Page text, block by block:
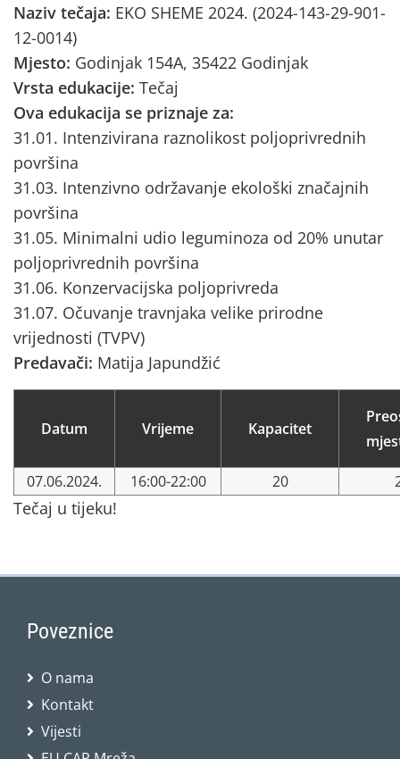
Naziv tečaja: EKO SHEME 2024. (2024-143-29-901-
12-0014)
Mjesto: Godinjak 154A, 35422 Godinjak
Vrsta edukacije: Tečaj
Ova edukacija se priznaje za:
31.01. Intenzivirana raznolikost poljoprivrednih
površina
31.03. Intenzivno održavanje ekološki značajnih
površina
31.05. Minimalni udio leguminoza od 20% unutar
poljoprivrednih površina
31.06. Konzervacijska poljoprivreda
31.07. Očuvanje travnjaka velike prirodne
vrijednosti (TVPV)
Predavači: Matija Japundžić
Datum Vrijeme Kapacitet
07.06.2024. 16:00-22:00 20
Tečaj u tijeku!
Poveznice
O nama
Kontakt
Vijesti